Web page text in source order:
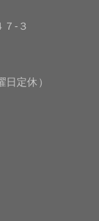
-３
定休）